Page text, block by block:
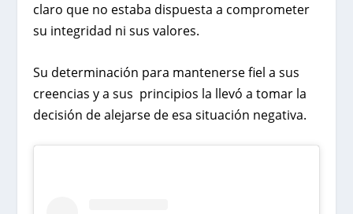
claro que no estaba dispuesta a comprometer
su integridad ni sus valores.
Su determinación para mantenerse fiel a sus
creencias y a sus principios la llevó a tomar la
decisión de alejarse de esa situación negativa.